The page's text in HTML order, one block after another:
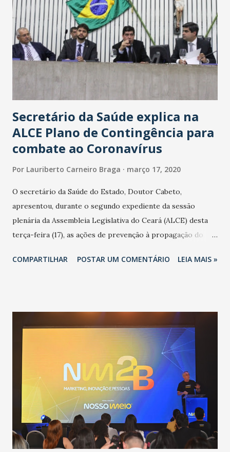
Secretário da Saúde explica na
ALCE Plano de Contingência para
combate ao Coronavírus
Por Lauriberto Carneiro Braga março 17, 2020
O secretário da Saúde do Estado, Doutor Cabeto,
apresentou, durante o segundo expediente da sessão
plenária da Assembleia Legislativa do Ceará (ALCE) desta
terça-feira (17), as ações de prevenção à propagação do
adotadas pelo Governo do Estado na contenção da
população suspeita e de cuidados com os ambientes
públicos e domiciliares. “Nós não estamos vivendo uma
epidemia comum, como temos em todos os anos, com
aumento de casos de dengue, influenza ou H1N1. Trata-se
de uma epidemia com um vírus diferente, com um poder de
contaminação maior que outros coronavírus”, apontou o
secretário. Segundo ele, é uma epidemia com chance de
contaminação alta, podendo gerar um grande risco à
população e ao sistema de saúde. “Precisamos saber fazer a
COMPARTILHAR POSTAR UM COMENTÁRIO LEIA MAIS »